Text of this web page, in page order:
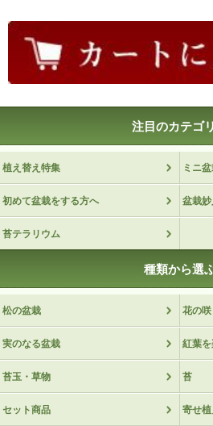
評価：★★★★★
まだ咲いてませんが
ご栄転に送りました
育てますねと、喜んで頂けまし
ットで注文する不安もありま
ったなと思いました
今日着きました
力強い枝で、花が咲くのが楽
評価：★★★★★
注目のカテゴ
植え替え特集 ミニ
初めて盆栽をする方へ 盆栽
苔テラリウム
種類から選
松の盆栽 花の
実のなる盆栽 紅葉
苔玉・草物 苔
セット商品 寄せ植